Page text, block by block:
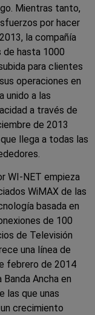
Mientras tanto,
por hacer
la compañía
de hasta 1000
para clientes
operaciones en
unido a las
a través de
de 2013
llega a todas las
WI-NET empieza
WiMAX de las
basada en
de 100
de Televisión
una línea de
febrero de 2014
Ancha en
las que unas
crecimiento